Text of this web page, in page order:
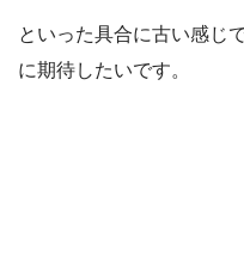
といった具合に古い感じ
に期待したいです。